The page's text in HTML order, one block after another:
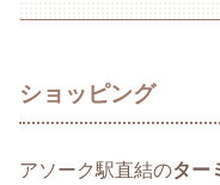
ショッピング
アソーク駅直結のター